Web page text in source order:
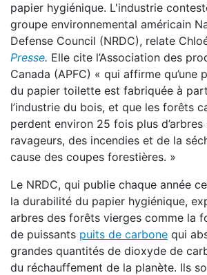
papier hygiénique. L'industrie
groupe environnemental américain
Defense Council (NRDC), relate
Presse. Elle cite l’Association des
Canada (APFC) « qui affirme qu’une
du papier toilette est fabriquée à
l’industrie du bois, et que les forêts
perdent environ 25 fois plus d’arbres
ravageurs, des incendies et de la
cause des coupes forestières. »
Le NRDC, qui publie chaque année
la durabilité du papier hygiénique,
arbres des forêts vierges comme la
de puissants puits de carbone qui
grandes quantités de dioxyde de
du réchauffement de la planète. Ils